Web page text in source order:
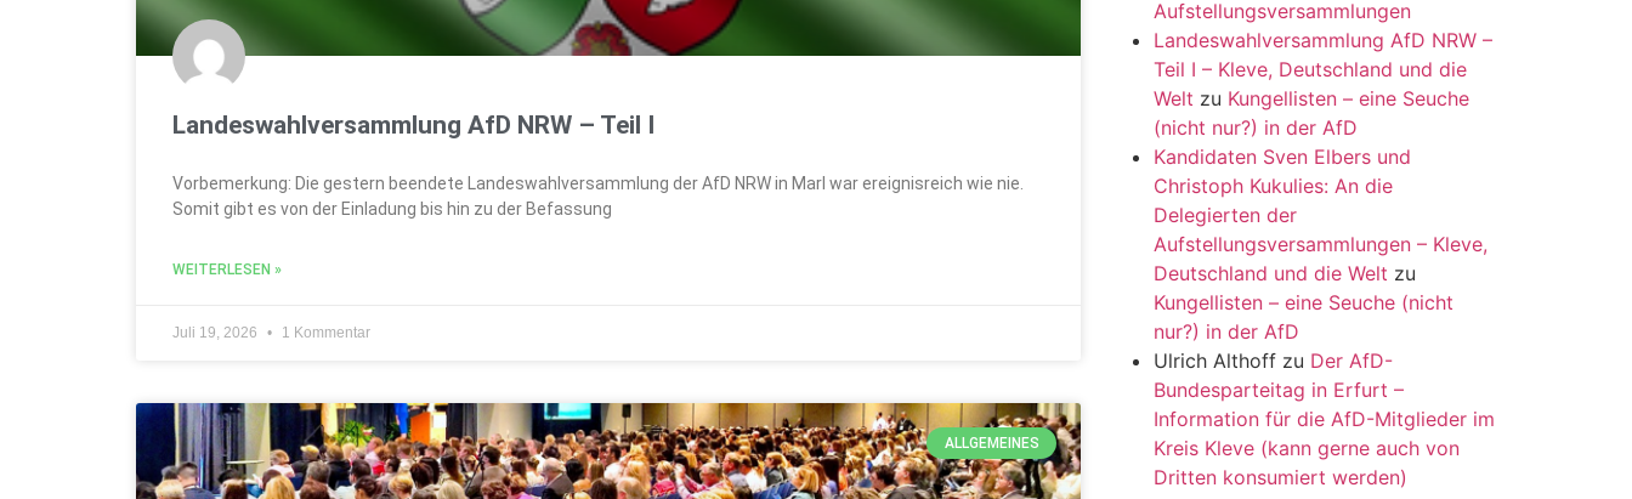
Landeswahlversammlung AfD NRW – Teil I
Vorbemerkung: Die gestern beendete Landeswahlversammlung der AfD NRW in Marl war ereignisreich wie nie.
Somit gibt es von der Einladung bis hin zu der Befassung
WEITERLESEN »
Juli 19, 2026 1 Kommentar
ALLGEMEINES
Aufstellungsversammlungen
Landeswahlversammlung AfD NRW –
Teil I – Kleve, Deutschland und die
Welt zu Kungellisten – eine Seuche
(nicht nur?) in der AfD
Kandidaten Sven Elbers und
Christoph Kukulies: An die
Delegierten der
Aufstellungsversammlungen – Kleve,
Deutschland und die Welt zu
Kungellisten – eine Seuche (nicht
nur?) in der AfD
Ulrich Althoff zu Der AfD-
Bundesparteitag in Erfurt –
Information für die AfD-Mitglieder im
Kreis Kleve (kann gerne auch von
Dritten konsumiert werden)